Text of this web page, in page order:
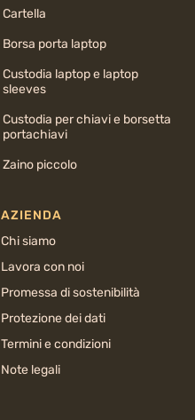
Cartella
Borsa porta laptop
Custodia laptop e laptop
sleeves
Custodia per chiavi e borsetta
portachiavi
Zaino piccolo
AZIENDA
Chi siamo
Lavora con noi
Promessa di sostenibilità
Protezione dei dati
Termini e condizioni
Note legali